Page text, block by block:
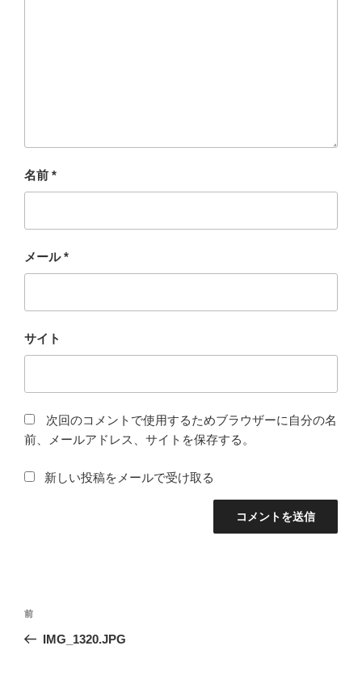
名前 *
メール*
サイト
次回のコメントで使用するためブラウザーに自分の名
前、メールアドレス、サイトを保存する。
新しい投稿をメールで受け取る
投
前
の
前
IMG_1320.JPG